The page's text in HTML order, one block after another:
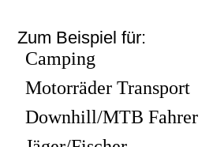
Zum Beispiel für:
Camping
Motorräder Transport
Downhill/MTB Fahrer